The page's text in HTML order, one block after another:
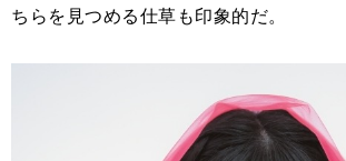
ちらを見つめる仕草も印象的だ。